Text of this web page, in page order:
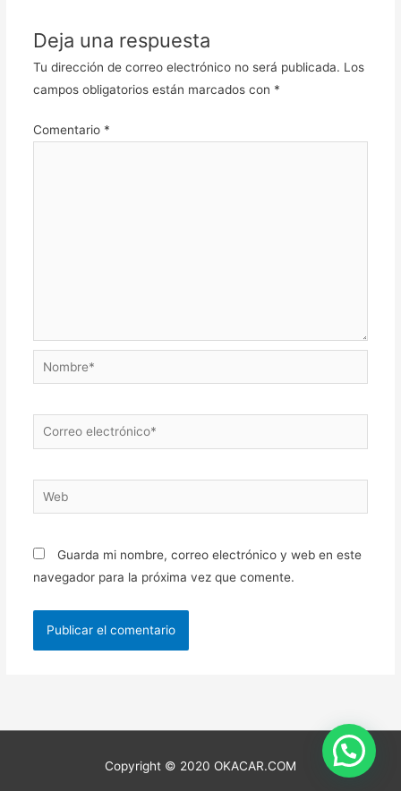
Deja una respuesta
Tu dirección de correo electrónico no será publicada. Los
campos obligatorios están marcados con *
Comentario *
Nombre*
Correo
electrónico*
Web
Guarda mi nombre, correo electrónico y web en este
navegador para la próxima vez que comente.
Copyright © 2020 OKACAR.COM